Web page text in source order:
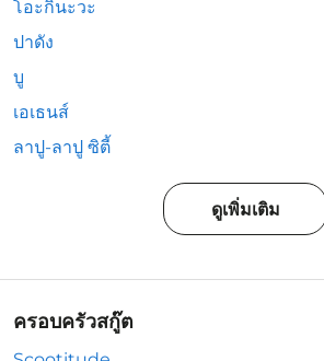
โอะกินะวะ
ปาดัง
บู
เอเธนส์
ลาปู-ลาปู ซิตี้
ดูเพิ่มเติม
ครอบครัวสกู๊ต